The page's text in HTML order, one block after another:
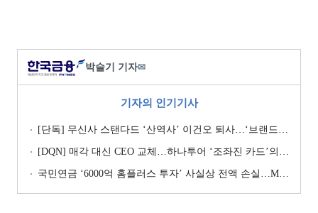
박슬기 기자✉
기자의 인기기사
[단독] 무신사 스탠다드 ‘산역사’ 이건오 퇴사…‘브랜드 정체성’ 전환점 맞나
[DQN] 매각 대신 CEO 교체…하나투어 ‘조좌진 카드’의 속내 [Z-스코어 기업가치 바로보기]
국민연금 ‘6000억 홈플러스 투자’ 사실상 전액 손실…MBK 책임론 재점화